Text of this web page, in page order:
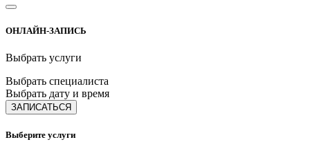
ОНЛАЙН-ЗАПИСЬ
Выбрать услуги
Выбрать специалиста
Выбрать дату и время
ЗАПИСАТЬСЯ
Выберите услуги